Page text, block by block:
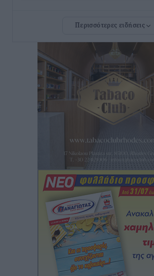
διακόψουν το κάπνισμα
Έκτακτο επίδομα παιδιού: Έως 10
προθεσμία για ΑΦΜ – Ποιοι πάνε
Ειδήσεις πριν 1 ώρα
ASTYBUS: 27.642 διαδρομές στην
«έξυπνο» μοντέλο μετακίνησης που
καθημερινότητας
Τοπικές Ειδήσεις πριν 2 ώρες
Ερώτηση Μπελέρη σε Κομισιόν για τη
«σύγχρονου Ευρωπαϊκού Ταμείου
Φυσικών Καταστροφών»
πριν 3 ώρες
Έκκληση γονέων για να λειτουργήσει
Βρεφονηπιακός Σταθμός Κάσου
Τοπικές Ειδήσεις• πριν 3 ώρες
Περισσότερες ειδήσεις